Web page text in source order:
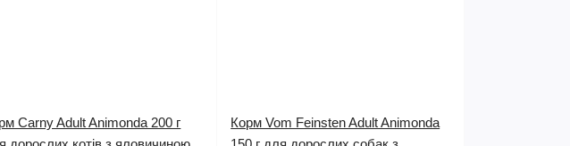
Carny Adult Animonda 200 г
Корм Vom Feinsten Adult Animonda